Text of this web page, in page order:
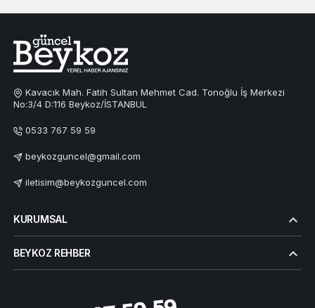
Kavacık Mah. Fatih Sultan Mehmet Cad. Tonoğlu İş Merkezi
No:3/4 D:116 Beykoz/İSTANBUL
0533 767 59 59
beykozguncel@gmail.com
iletisim@beykozguncel.com
KURUMSAL
BEYKOZ REHBER